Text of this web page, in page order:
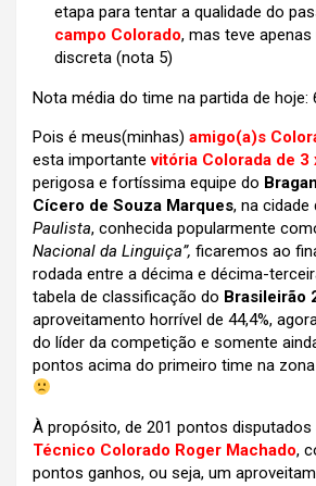
etapa para tentar a qualidade do
campo Colorado, mas teve
discreta (nota 5)
Nota média do time na partida de hoje:
Pois é meus(minhas) amigo(a)s
esta importantevitória Colorada de 3
perigosa e fortíssima equipe do
Cícero de Souza Marques, na cidade
Paulista, conhecida popularmente
Nacional da Linguiça”, ficaremos ao
rodada entre a décima e décima-
tabela de classificação do Brasileirão
aproveitamento horrível de 44,4%,
do líder da competição e somente
pontos acima do primeiro time na
À propósito, de 201 pontos
Técnico Colorado Roger Machado,
pontos ganhos, ou seja, um